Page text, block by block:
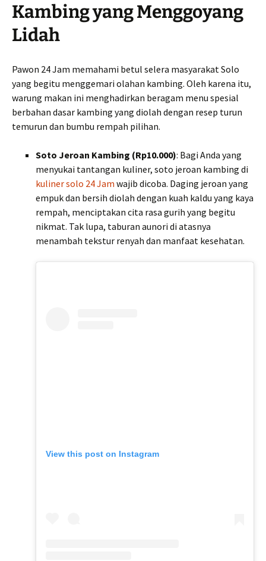
Kambing yang Menggoyang
Lidah
Pawon 24 Jam memahami betul selera masyarakat Solo
yang begitu menggemari olahan kambing. Oleh karena itu,
warung makan ini menghadirkan beragam menu spesial
berbahan dasar kambing yang diolah dengan resep turun
temurun dan bumbu rempah pilihan.
Soto Jeroan Kambing (Rp10.000): Bagi Anda yang
menyukai tantangan kuliner, soto jeroan kambing di
kuliner solo 24 Jam wajib dicoba. Daging jeroan yang
empuk dan bersih diolah dengan kuah kaldu yang kaya
rempah, menciptakan cita rasa gurih yang begitu
nikmat. Tak lupa, taburan aunori di atasnya
menambah tekstur renyah dan manfaat kesehatan.
View this post on Instagram